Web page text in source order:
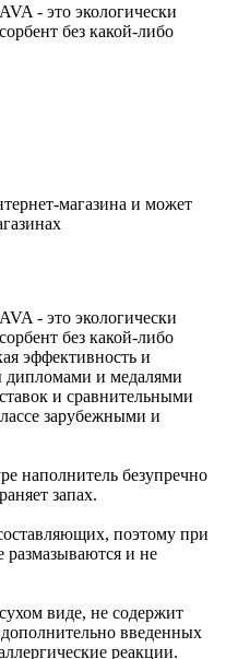
- это экологически
без какой-либо
магазина и может
- это экологически
без какой-либо
эффективность и
дипломами и медалями
и сравнительными
зарубежными и
наполнитель безупречно
запах.
поэтому при
и не
виде, не содержит
введенных
реакции.